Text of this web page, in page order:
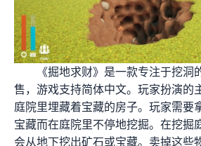
《掘地求财》是一款专注于挖
售，游戏支持简体中文。玩家扮演的
庭院里埋藏着宝藏的房子。玩家需要
宝藏而在庭院里不停地挖掘。在挖掘
会从地下挖出矿石或宝藏。卖掉这些